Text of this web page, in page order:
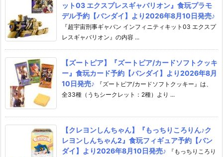
ット03 エクスプレスギャバリオン』食玩プラモ
デル予約【バンダイ】より2026年8月10日発売♪
『超宇宙刑事ギャバン インフィニティキット03 エクスプ
レスギャバリオン』の内容 ...
【ズートピア】『ズートピア/カードソフトクッキ
ー』食玩カード予約【バンダイ】より2026年8月
10日発売♪
『ズートピア/カードソフトクッキー』は、
全33種（うちシークレット：2種）より ...
【クレヨンしんちゃん】『もっちりころりん♪ク
レヨンしんちゃん2』食玩フィギュア予約【バン
ダイ】より2026年8月10日発売♪
『もっちりころり